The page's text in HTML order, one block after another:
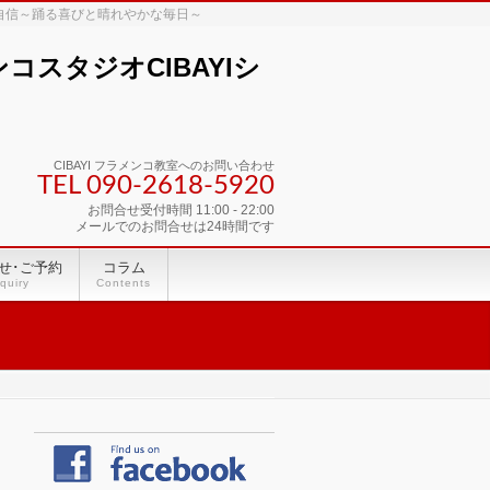
～踊る喜びと晴れやかな毎日～
スタジオCIBAYIシ
CIBAYI フラメンコ教室へのお問い合わせ
TEL 090-2618‐5920
お問合せ受付時間 11:00 - 22:00
メールでのお問合せは24時間です
･ご予約 コラム
Contents